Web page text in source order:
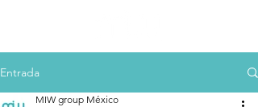
Entrada
MIW group México